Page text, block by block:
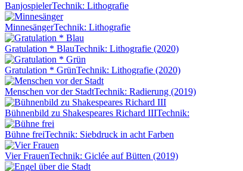
BanjospielerTechnik: Lithografie
MinnesängerTechnik: Lithografie
Gratulation * BlauTechnik: Lithografie (2020)
Gratulation * GrünTechnik: Lithografie (2020)
Menschen vor der StadtTechnik: Radierung (2019)
Bühnenbild zu Shakespeares Richard IIITechnik:
Bühne freiTechnik: Siebdruck in acht Farben
Vier FrauenTechnik: Giclée auf Bütten (2019)